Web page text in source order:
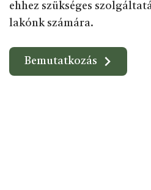
ehhez szükséges
lakónk számára.
Bemutatkozás